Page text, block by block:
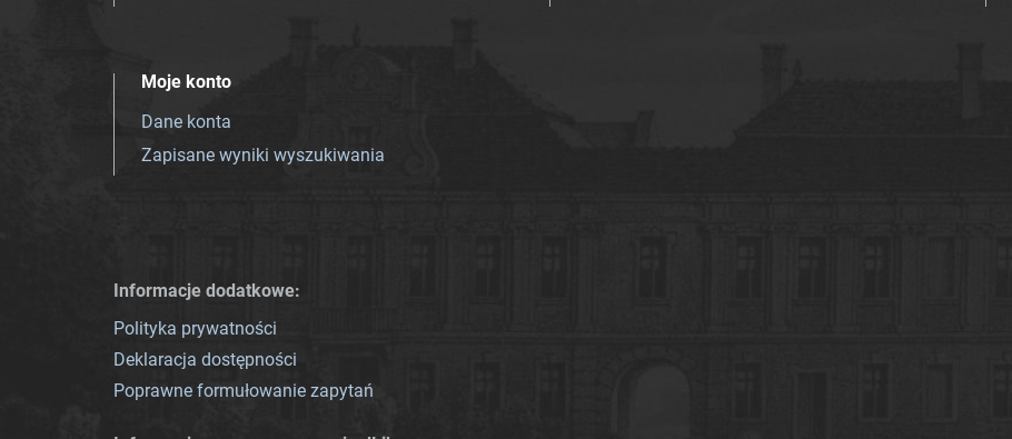
Moje konto
Dane konta
Zapisane wyniki wyszukiwania
Informacje dodatkowe:
Polityka prywatności
Deklaracja dostępności
Poprawne formułowanie zapytań